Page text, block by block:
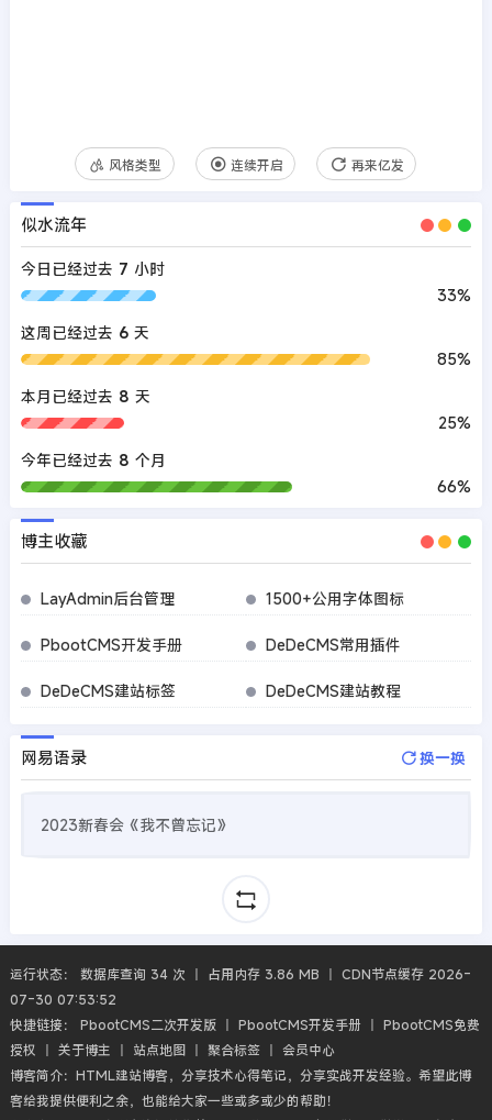
风格类型 连续开启 再来亿发
似水流年
今日已经过去 7 小时
33%
这周已经过去 6 天
85%
本月已经过去 8 天
25%
今年已经过去 8 个月
66%
博主收藏
LayAdmin后台管理 1500+公用字体图标
PbootCMS开发手册 DeDeCMS常用插件
DeDeCMS建站标签 DeDeCMS建站教程
网易语录 换一换
2023新春会《我不曾忘记》
运行状态： 数据库查询 34 次 丨 占用内存 3.86 MB 丨 CDN节点缓存 2026-
07-30 07:53:52
快捷链接： PbootCMS二次开发版丨 PbootCMS开发手册 丨 PbootCMS免费
授权 丨 关于博主 丨 站点地图丨 聚合标签丨 会员中心
博客简介：HTML建站博客，分享技术心得笔记，分享实战开发经验。希望此博
客给我提供便利之余，也能给大家一些或多或少的帮助！